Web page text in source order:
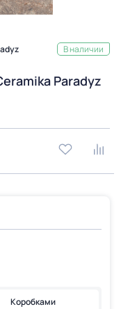
В наличии
Paradyz
Коробками